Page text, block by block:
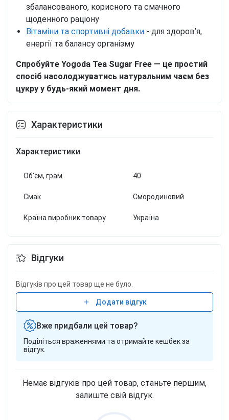
збалансованого, корисного та смачного
щоденного раціону
Вітаміни та спортивні добавки - для здоров’я,
енергії та балансу організму
Спробуйте Yogoda Tea Sugar Free — це простий
спосіб насолоджуватись натуральним чаєм без
цукру у будь-який момент дня.
Характеристики
Характеристики
Об'єм, грам 40
Смак Смородиновий
Країна виробник товару Україна
Відгуки
Відгуків про цей товар ще не було.
Додати відгук
Вже придбали цей товар?
Поділіться враженнями та отримайте кешбек за
відгук.
Немає відгуків про цей товар, станьте першим,
залиште свій відгук.